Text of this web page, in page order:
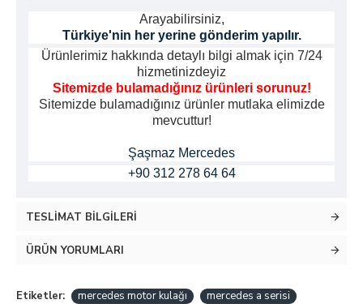
Arayabilirsiniz,
Türkiye'nin her yerine gönderim yapılır.
Ürünlerimiz hakkında detaylı bilgi almak için 7/24
hizmetinizdeyiz
Sitemizde bulamadığınız ürünleri sorunuz!
Sitemizde bulamadığınız ürünler mutlaka elimizde
mevcuttur!
Şaşmaz Mercedes
+90 312 278 64 64
TESLIMAT BILGILERI
ÜRÜN YORUMLARI
Etiketler: mercedes motor kulağı
mercedes a serisi